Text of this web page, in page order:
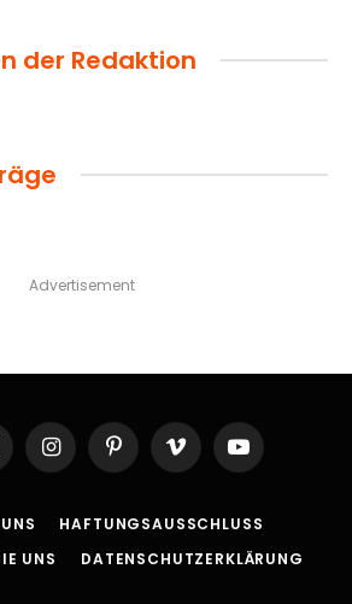
der Redaktion
Advertisement
InstagramPinterestVimeo YouTube
HAFTUNGSAUSSCHLUSS
UNS
DATENSCHUTZERKLÄRUNG